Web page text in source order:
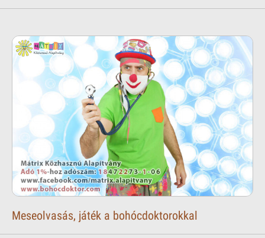
Meseolvasás, játék a bohócdoktorokkal